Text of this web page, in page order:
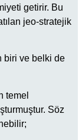
getirir. Bu
jeo-stratejik
biri ve belki de
temel
Söz